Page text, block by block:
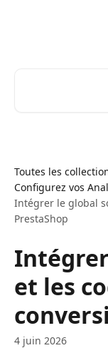
Toutes les
Configurez vos
Intégrer le global
PrestaShop
et les
4 juin 2026